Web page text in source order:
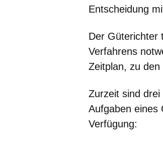
Entscheidung
Der Güterichter
Verfahrens
Zeitplan, zu
Zurzeit sind
Aufgaben eines
Verfügung: